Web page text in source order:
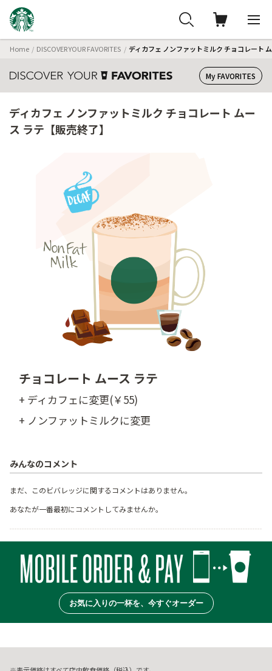
Home DISCOVER YOUR FAVORITES ディカフェ ノンファットミルク チョコレート
My FAVORITES
ディカフェ ノンファットミルク チョコレート ムー
ス ラテ【販売終了】
チョコレート ムース ラテ
+ ディカフェに変更(￥55)
+ ノンファットミルクに変更
みんなのコメント
まだ、このビバレッジに関するコメントはありません。
あなたが一番最初にコメントしてみませんか。
お気に入りの一杯を、今すぐオーダー